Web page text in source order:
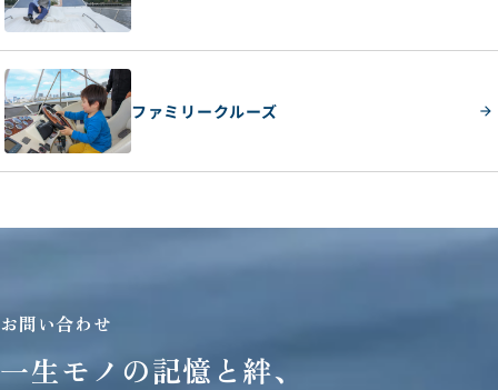
ファミリークルーズ
お問い合わせ
一生モノの記憶と絆、